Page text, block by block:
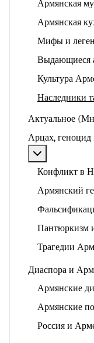
Армянская
Армянская
Мифы и
Выдающиеся
Культура
Наследники
Актуальное
Арцах, геноцид
Конфликт в
Армянский
Пантюркизм
Трагедии
Диаспора и
Армянские
Армянские
Россия и